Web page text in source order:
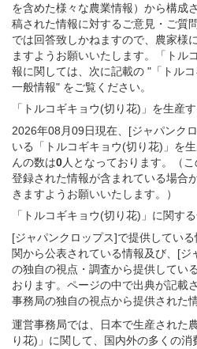
を含めた様々な農業情報）から構成
稿された情報に対するご意見・ご質
では回答致しかねますので、農家様
ますようお願いいたします。「トル
報に関しては、次に記載の "「トル
一般情報" をご覧ください。
「トルコギキョウ(切り花)」 を生産
2026年08月09日現在、[ジャパンク
いる「トルコギキョウ(切り花)」を
んの数は0人となっております。（
登録された情報が含まれている場合
きますようお願いいたします。）
「トルコギキョウ(切り花)」 に関する
[ジャパンクロップス]で提供してい
関から公表されている情報及び、[ジ
の独自の視点・調査から提供してい
おります。ページの中で出典が記載
事務局の独自の視点から提供された
運営事務局では、日本で生産された
り花)」に関して、国内外の多くの